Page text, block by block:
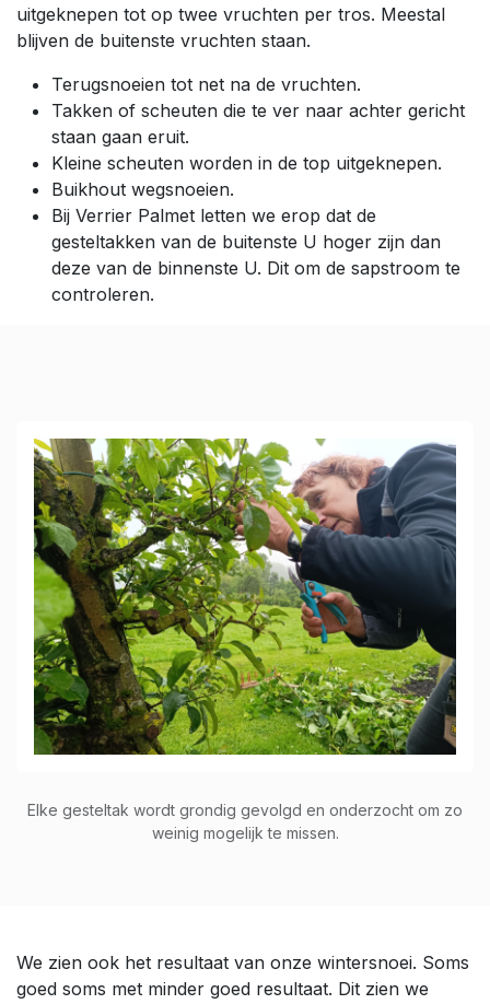
uitgeknepen tot op twee vruchten per tros. Meestal
blijven de buitenste vruchten staan.
Terugsnoeien tot net na de vruchten.
Takken of scheuten die te ver naar achter gericht
staan gaan eruit.
Kleine scheuten worden in de top uitgeknepen.
Buikhout wegsnoeien.
Bij Verrier Palmet letten we erop dat de
gesteltakken van de buitenste U hoger zijn dan
deze van de binnenste U. Dit om de sapstroom te
controleren.
Elke gesteltak wordt grondig gevolgd en onderzocht om zo
weinig mogelijk te missen.
We zien ook het resultaat van onze wintersnoei. Soms
goed soms met minder goed resultaat. Dit zien we